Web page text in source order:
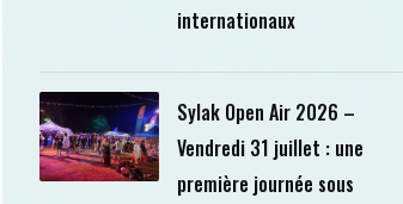
internationaux
Sylak Open Air 2026 –
Vendredi 31 juillet : une
première journée sous